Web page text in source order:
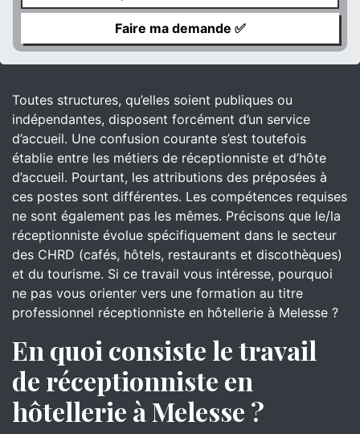
Toutes structures, qu’elles soient publiques ou
indépendantes, disposent forcément d’un service
d’accueil. Une confusion courante s’est toutefois
établie entre les métiers de réceptionniste et d’hôte
d’accueil. Pourtant, les attributions des préposées à
ces postes sont différentes. Les compétences requises
ne sont également pas les mêmes. Précisons que le/la
réceptionniste évolue spécifiquement dans le secteur
des CHRD (cafés, hôtels, restaurants et discothèques)
et du tourisme. Si ce travail vous intéresse, pourquoi
ne pas vous orienter vers une formation au titre
professionnel réceptionniste en hôtellerie à Melesse ?
En quoi consiste le travail
de réceptionniste en
hôtellerie à Melesse ?